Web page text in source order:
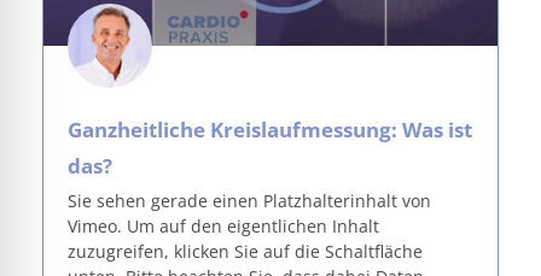
Ganzheitliche Kreislaufmessung: Was ist
das?
Sie sehen gerade einen Platzhalterinhalt von
Vimeo. Um auf den eigentlichen Inhalt
zuzugreifen, klicken Sie auf die Schaltfläche